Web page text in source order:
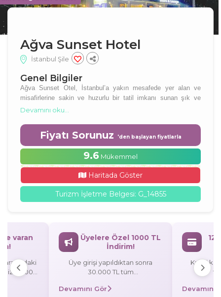
Ağva Sunset Hotel
İstanbul Şile
Genel Bilgiler
Ağva Sunset Otel, İstanbul’a yakın mesafede yer alan ve
misafirlerine sakin ve huzurlu bir tatil imkanı sunan şık ve
konforlu bir oteldir. Ağva’nın büyüleyici doğası içinde
uzaklaşmak isteyen misafirler için ideal bir kaçış noktasıdır.
Ağva plajına sadece 3 dakika yürüme mesafesinde olan
otelimiz, misafirlerimize denizin ve güneşin tadını doyasıya
Devamını oku...
Fiyatı Sorunuz 'den başlayan fiyatlarla
9.6 Mükemmel
Haritada Göster
Turizm İşletme Belgesi: G_14855
varan
arasındaki
3.000
Üyelere Özel 1000 TL
İndirim!
Üye girişi yapıldıktan sonra
30.000 TL tüm
indirim! Promosyon Kodu:
Devamını Gör
12
Kredi
Devamını